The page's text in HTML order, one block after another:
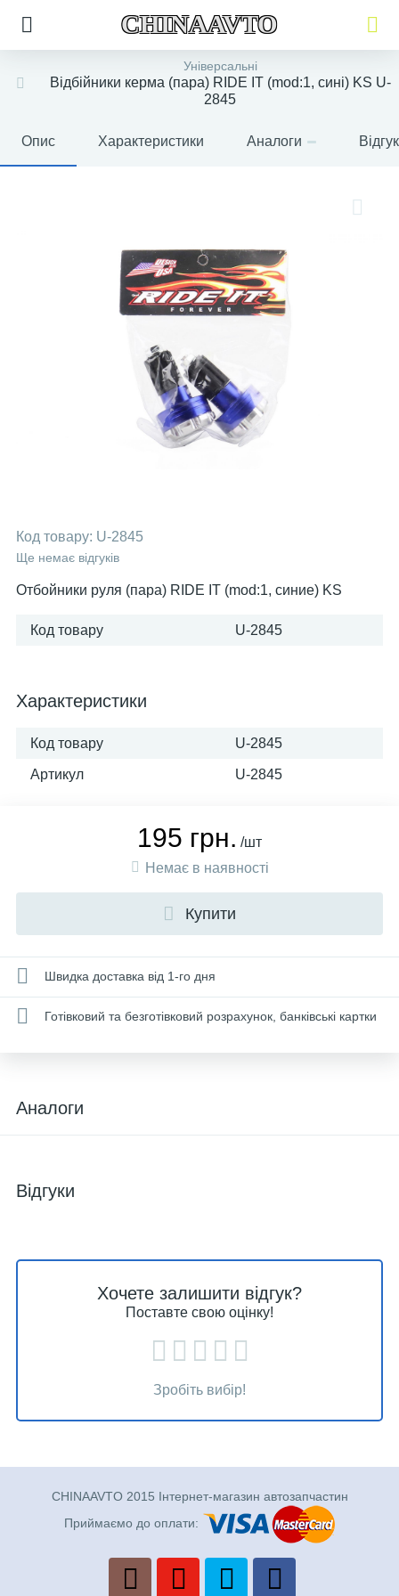
CHINAAVTO
Універсальні
Відбійники керма (пара) RIDE IT (mod:1, сині) KS U-
2845
Опис Характеристики Аналоги
Код товару: U-2845
Ще немає відгуків
Отбойники руля (пара) RIDE IT (mod:1, синие) KS
Код товару U-2845
Характеристики
Код товару U-2845
Артикул U-2845
195 грн. /шт
Немає в наявності
Купити
Швидка доставка від 1-го дня
Готівковий та безготівковий розрахунок, банківські картки
Аналоги
Відгуки
Хочете залишити відгук?
Поставте свою оцінку!
Зробіть вибір!
CHINAAVTO 2015 Інтернет-магазин автозапчастин
Приймаємо до оплати: